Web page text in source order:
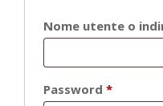
Nome utente o
Password *Richiesto